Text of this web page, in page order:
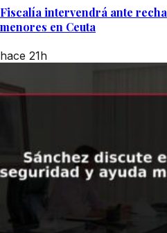
Fiscalía intervendrá ante
menores en Ceuta
hace 21h